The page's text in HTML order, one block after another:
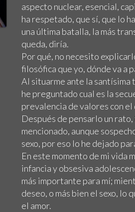
aspecto nuclear, esencial,
ha respetado, que sí, que lo
una última batalla, la más
queda, diría.
Por qué, no necesito
filosófica que yo, dónde va a
Al situarme ante la santísima
he preguntado cual es la
prevalencia de valores con el
Después de pensarlo un
mencionado, aunque
sexo, por eso lo he dejado
En este momento de mi vida
infancia y obsesiva
más importante para mí;
deseo, o más bien el sexo, lo
el amor.